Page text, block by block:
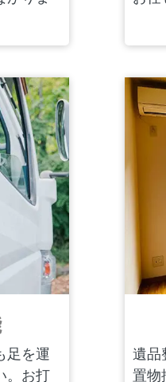
足を運
。お打
遺品
置物